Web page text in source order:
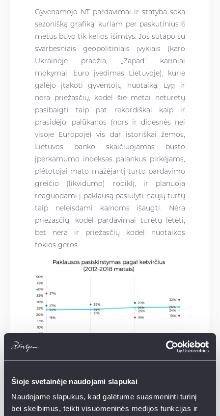
Šioje svetainėje naudojami slapukai
Naudojame slapukus, kad galėtume suasmeninti turinį
bei skelbimus, teikti visuomeninės medijos funkcijas ir
Gyvenamojo NT pardavimai ir statyba seka
sezonišką grafiką, kuriam per paskutinius 6
metus buvo tik kelios išimtys. Jos sutapo su
svarbesniais geopolitiniais įvykiais (karo
Ukrainoje pradžia, „Zapad“ kariniai
mokymai, Euro įvedimas Lietuvoje), kurie
galėjo įtakoti gyventojų nuotaiką. Lyg ir
nėra priežasčių, kodėl šie metai neturėtų
pasibaigti taip pat rekordiškai kaip ir
prasidėjo: palūkanos (nors ir didesnės nei
visoje Europoje) vis dar istoriškai žemos,
Lietuvos banko skaičiuojamas būsto
įperkamumo indeksas palankus pirkėjams,
plėtotojai mato mažėjantį turto pardavimo
greičio (likvidumo) rodiklį, ir planuoja
reaguodami į paklausą pasiūlyti naujų turtų
taip neleisdami kainoms išaugti. Nėra
priežasčių, kodėl pardavimai turėtų lėtėti,
bet nėra ir priežasčių kodėl nuotaikos
tokios geros.